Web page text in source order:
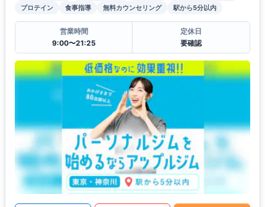
プロテイン
食事指導 無料カウンセリング 駅から5分以内
営業時間
9:00〜21:25
定休日
要確認